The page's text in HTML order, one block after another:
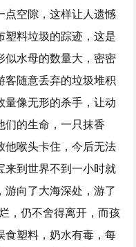
点空隙，这样让人遗憾
塑料垃圾的踪迹，这是
似水母的数量大，密密
客随意丢弃的垃圾堆积
量像无形的杀手，让动
们的生命，一只抹香
他喉头卡住，今后无法
来到世界不到一小时就
向了大海深处，游了
，仍不舍得离开，而孩
食塑料，奶水有毒，每